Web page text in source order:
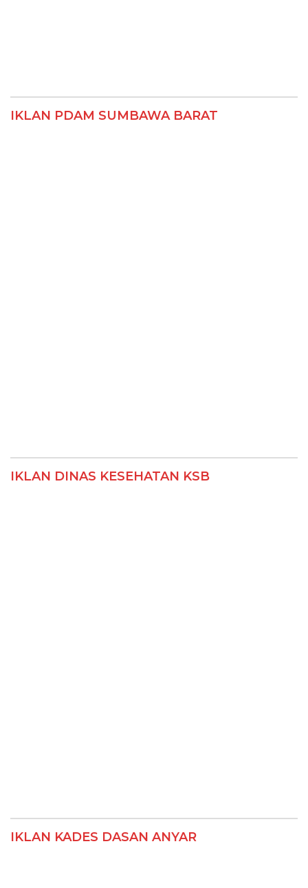
IKLAN PDAM SUMBAWA BARAT
IKLAN DINAS KESEHATAN KSB
IKLAN KADES DASAN ANYAR